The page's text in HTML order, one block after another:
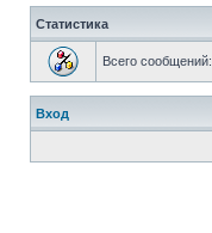
Статистика
Всего сообщений:
Вход